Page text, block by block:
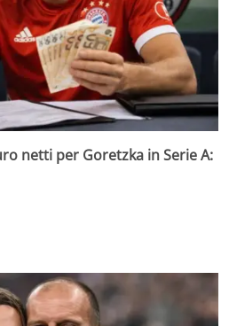
netti per Goretzka in Serie A: